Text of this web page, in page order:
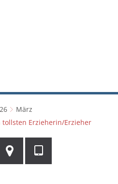
März
Erzieherin/Erzieher